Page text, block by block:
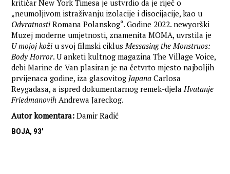
kritičar New York Timesa je ustvrdio da je riječ o
„neumoljivom istraživanju izolacije i disocijacije, kao u
Odvratnosti Romana Polanskog“. Godine 2022. newyorški
Muzej moderne umjetnosti, znamenita MOMA, uvrstila je
U mojoj koži u svoj filmski ciklusMessasing the Monstruos:
Body Horror. U anketi kultnog magazina The Village Voice,
debi Marine de Van plasiran je na četvrto mjesto najboljih
prvijenaca godine, iza glasovitog Japana Carlosa
Reygadasa, a ispred dokumentarnog remek-djelaHvatanje
Friedmanovih Andrewa Jareckog.
Autor komentara: Damir Radić
BOJA, 93'